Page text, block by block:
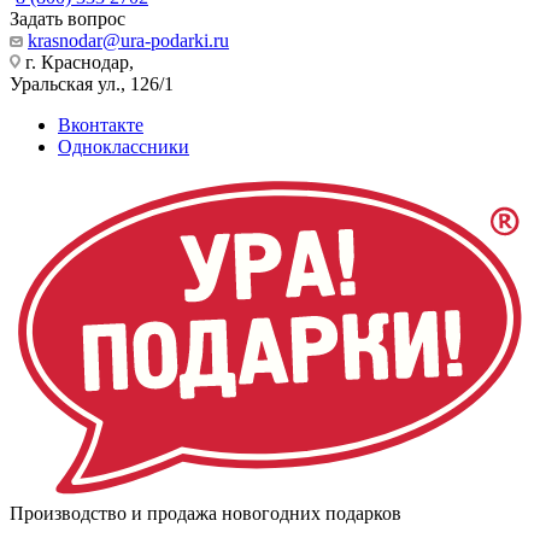
Задать вопрос
krasnodar@ura-podarki.ru
г. Краснодар,
Уральская ул., 126/1
Вконтакте
Одноклассники
Производство и продажа новогодних подарков